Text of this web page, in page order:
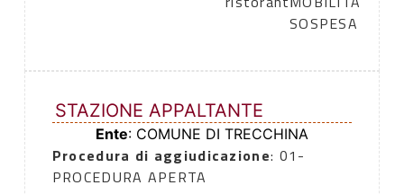
SOSPESA
STAZIONE APPALTANTE
Ente: COMUNE DI TRECCHINA
Procedura di aggiudicazione: 01-
PROCEDURA APERTA